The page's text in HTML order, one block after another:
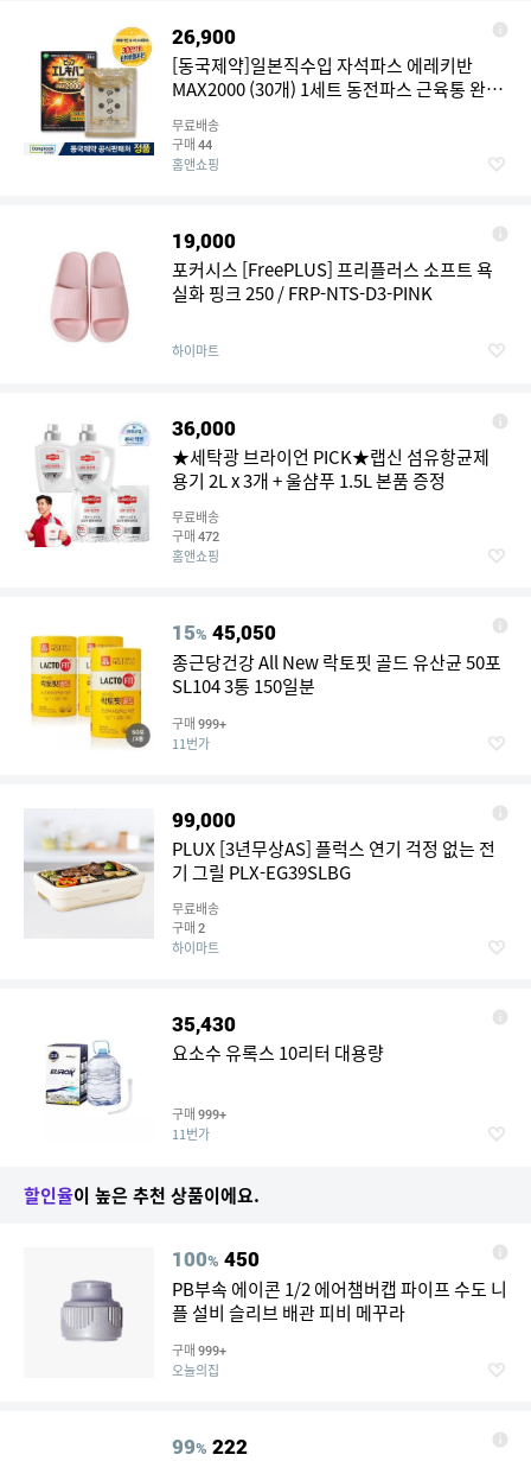
26,900
[동국제약]일본직수입 자석파스 에레키반
MAX2000 (30개) 1세트 동전파스 근육통 완화
패치
무료배송
구매 44
홈앤쇼핑
19,000
포커시스 [FreePLUS] 프리플러스 소프트 욕
실화 핑크 250 / FRP-NTS-D3-PINK
하이마트
36,000
★세탁광 브라이언 PICK★랩신 섬유항균제
용기 2L x 3개 + 울샴푸 1.5L 본품 증정
무료배송
구매 472
홈앤쇼핑
15% 45,050
종근당건강 All New 락토핏 골드 유산균 50포
SL104 3통 150일분
구매 999+
11번가
99,000
PLUX [3년무상AS] 플럭스 연기 걱정 없는 전
기 그릴 PLX-EG39SLBG
무료배송
구매 2
하이마트
35,430
요소수 유록스 10리터 대용량
구매 999+
11번가
할인율이 높은 추천 상품이에요.
100% 450
PB부속 에이콘 1/2 에어챔버캡 파이프 수도 니
플 설비 슬리브 배관 피비 메꾸라
구매 999+
오늘의집
99% 222